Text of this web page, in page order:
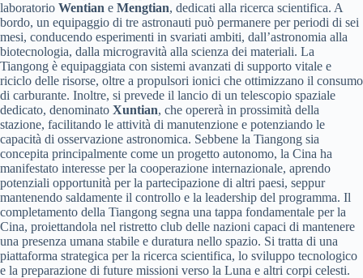
laboratorio Wentian e Mengtian, dedicati alla ricerca scientifica. A
bordo, un equipaggio di tre astronauti può permanere per periodi di sei
mesi, conducendo esperimenti in svariati ambiti, dall’astronomia alla
biotecnologia, dalla microgravità alla scienza dei materiali. La
Tiangong è equipaggiata con sistemi avanzati di supporto vitale e
riciclo delle risorse, oltre a propulsori ionici che ottimizzano il consumo
di carburante. Inoltre, si prevede il lancio di un telescopio spaziale
dedicato, denominato Xuntian, che opererà in prossimità della
stazione, facilitando le attività di manutenzione e potenziando le
capacità di osservazione astronomica. Sebbene la Tiangong sia
concepita principalmente come un progetto autonomo, la Cina ha
manifestato interesse per la cooperazione internazionale, aprendo
potenziali opportunità per la partecipazione di altri paesi, seppur
mantenendo saldamente il controllo e la leadership del programma. Il
completamento della Tiangong segna una tappa fondamentale per la
Cina, proiettandola nel ristretto club delle nazioni capaci di mantenere
una presenza umana stabile e duratura nello spazio. Si tratta di una
piattaforma strategica per la ricerca scientifica, lo sviluppo tecnologico
e la preparazione di future missioni verso la Luna e altri corpi celesti.